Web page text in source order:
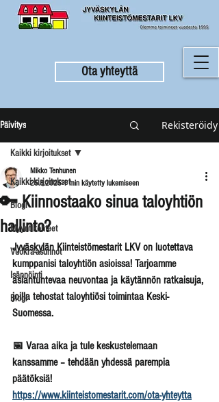
Ota yhteyttä
Päivitys Rekisteröidy
Kaikki kirjoitukset
Blogi
Myyntikohteet
Vuokra-asunnot
Isännöinti
Blogi
Kaikki kirjoitukset
🔑 Kiinnostaako sinua taloyhtiön
hallinto?
Mikko Tenhunen
25.8.20251 min käytetty lukemiseen
Jyväskylän Kiinteistömestarit LKV on luotettava
kumppanisi taloyhtiön asioissa! Tarjoamme
asiantuntevaa neuvontaa ja käytännön ratkaisuja,
joilla tehostat taloyhtiösi toimintaa Keski-
Suomessa.
📅 Varaa aika ja tule keskustelemaan
kanssamme – tehdään yhdessä parempia
päätöksiä!
https://www.kiinteistomestarit.com/ota-yhteytta